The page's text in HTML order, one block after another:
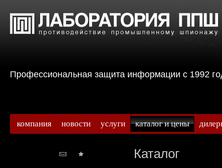
Профессиональная защита информации с
компания новости услуги каталог и цены
Каталог